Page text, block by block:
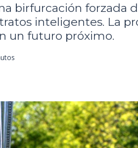
birfurcación forzada
inteligentes. La
un futuro próximo.